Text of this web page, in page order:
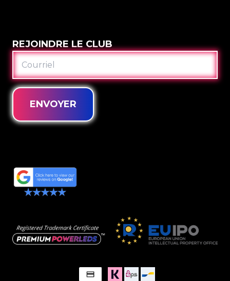
REJOINDRE LE CLUB
COURRIEL
ENVOYER